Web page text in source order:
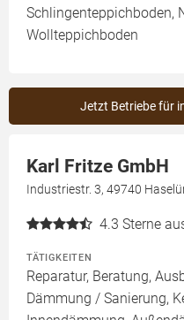
Schlingenteppichboden,
Wollteppichboden
Jetzt Betriebe für
Karl Fritze GmbH
Industriestr. 3, 49740
4.3 Sterne
TÄTIGKEITEN
Reparatur, Beratung,
Dämmung / Sanierung,